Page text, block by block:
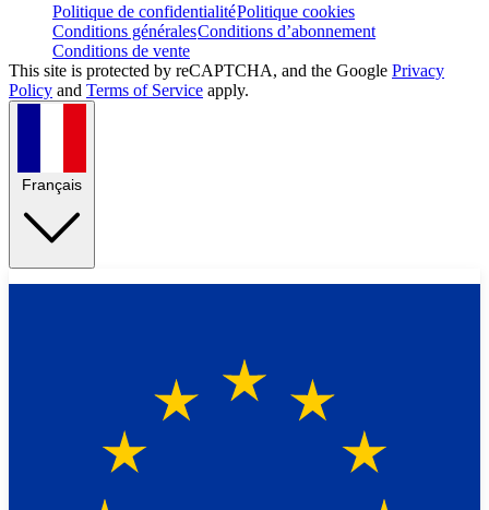
Politique de confidentialitéPolitique cookies
Conditions généralesConditions d’abonnement
Conditions de vente
This site is protected by reCAPTCHA, and the Google Privacy
Policy and Terms of Service apply.
Français